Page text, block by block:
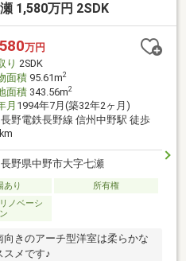
1,580万円 2SDK
万円
り 2SDK
面積95.61m2
面積343.56m2
月 1994年7月(築32年2ヶ月)
長野電鉄長野線 信州中野駅 徒歩
長野県中野市大字七瀬
あり 所有権
ノベーシ
きのアーチ型洋室は柔らかな
スメです♪